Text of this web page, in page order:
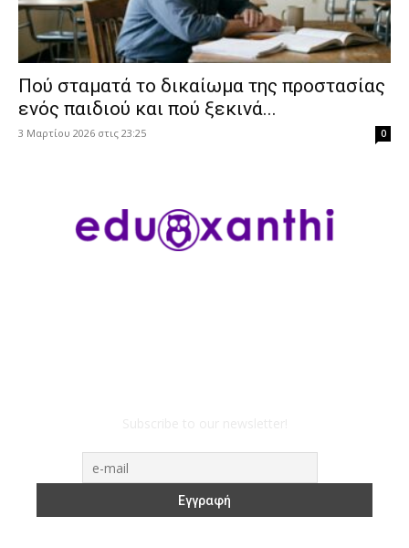
Πού σταματά το δικαίωμα της προστασίας
ενός παιδιού και πού ξεκινά...
3 Μαρτίου 2026 στις 23:25 0